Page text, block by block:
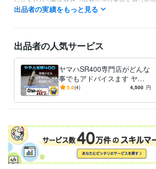
年8月 ~ 1995年8月
資格・検定
ガソリン2級自動車整備士 取得年 : 1983年
普通自動車運転免許 取得年 : 1981年
普通自動二輪免許 取得年 : 1982年
中型自動車第一種運転免許 取得年 : 1980年
二級自動車整備士（ガソリン・ジーゼル・シャシ・
981年
ガス溶接技能者 取得年 : 1980年
得意分野
学習指導・資格・キャリア相談 オートバイの整備
学歴
出品者の実績をもっと見る
出品者の人気サービス
ヤマハSR400専門店がどんな
事でもアドバイスます ヤマ
ハSR400専門店が全面アドバ
5.0(4) 4,500 円